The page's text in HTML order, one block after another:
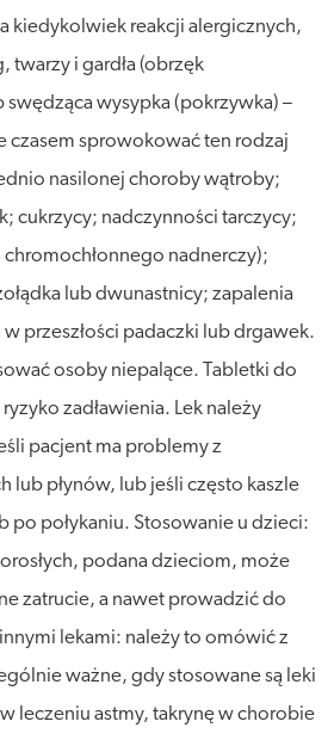
kiedykolwiek reakcji alergicznych,
twarzy i gardła (obrzęk
wysypka (pokrzywka) –
czasem sprowokować ten rodzaj
nasilonej choroby wątroby;
cukrzycy; nadczynności tarczycy;
chromochłonnego nadnerczy);
lub dwunastnicy; zapalenia
przeszłości padaczki lub drgawek.
osoby niepalące. Tabletki do
zadławienia. Lek należy
pacjent ma problemy z
lub płynów, lub jeśli często kaszle
po połykaniu. Stosowanie u dzieci:
podana dzieciom, może
zatrucie, a nawet prowadzić do
lekami: należy to omówić z
ważne, gdy stosowane są leki
leczeniu astmy, takrynę w chorobie